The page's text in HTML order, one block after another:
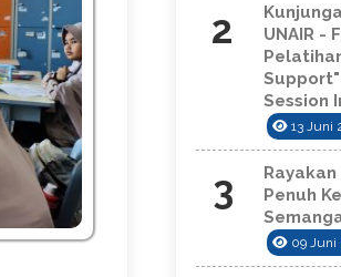
2
UNAIR -
Session
13 Juni
3
Rayakan
Penuh
09 Juni